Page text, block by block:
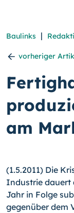
Baulinks |
vorheriger
am
(1.5.2011) Die
Industrie dauert
Jahr in Folge
gegenüber dem